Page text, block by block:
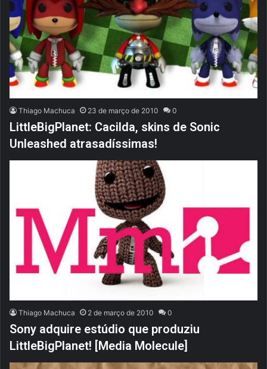
Thiago Machuca 23 de março de 2010 0
LittleBigPlanet: Cacilda, skins de Sonic
Unleashed atrasadíssimas!
Thiago Machuca 2 de março de 2010 0
Sony adquire estúdio que produziu
LittleBigPlanet! [Media Molecule]